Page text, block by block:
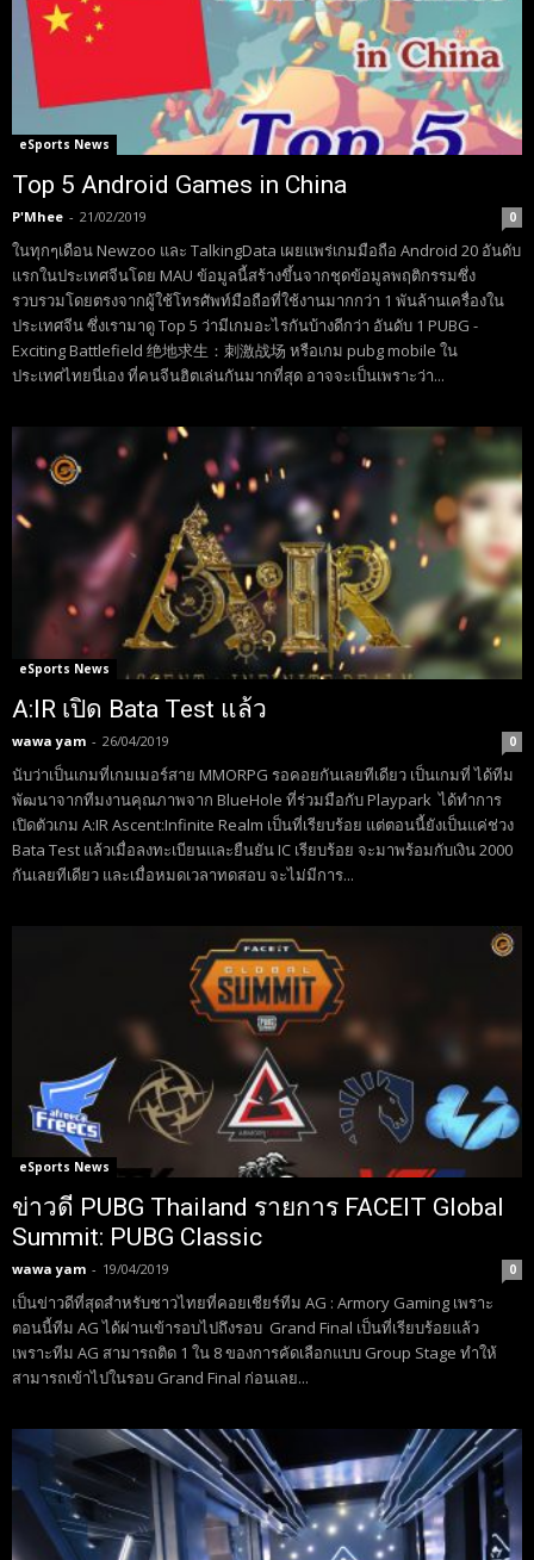
eSports News
Top 5 Android Games in China
P'Mhee - 21/02/2019 0
ในทุกๆเดือน Newzoo และ TalkingData เผยแพร่เกมมือถือ Android 20 อันดับ
แรกในประเทศจีนโดย MAU ข้อมูลนี้สร้างขึ้นจากชุดข้อมูลพฤติกรรมซึ่ง
รวบรวมโดยตรงจากผู้ใช้โทรศัพท์มือถือที่ใช้งานมากกว่า 1 พันล้านเครื่องใน
ประเทศจีน ซึ่งเรามาดู Top 5 ว่ามีเกมอะไรกันบ้างดีกว่า อันดับ 1 PUBG -
Exciting Battlefield 绝地求生：刺激战场 หรือเกม pubg mobile ใน
ประเทศไทยนี่เอง ที่คนจีนฮิตเล่นกันมากที่สุด อาจจะเป็นเพราะว่า...
eSports News
A:IR เปิด Bata Test แล้ว
wawa yam - 26/04/2019 0
นับว่าเป็นเกมที่เกมเมอร์สาย MMORPG รอคอยกันเลยทีเดียว เป็นเกมที่ ได้ทีม
พัฒนาจากทีมงานคุณภาพจาก BlueHole ที่ร่วมมือกับ Playpark ได้ทำการ
เปิดตัวเกม A:IR Ascent:Infinite Realm เป็นที่เรียบร้อย แต่ตอนนี้ยังเป็นแค่ช่วง
Bata Test แล้วเมื่อลงทะเบียนและยืนยัน IC เรียบร้อย จะมาพร้อมกับเงิน 2000
กันเลยทีเดียว และเมื่อหมดเวลาทดสอบ จะไม่มีการ...
eSports News
ข่าวดี PUBG Thailand รายการ FACEIT Global
Summit: PUBG Classic
wawa yam - 19/04/2019 0
เป็นข่าวดีที่สุดสำหรับชาวไทยที่คอยเชียร์ทีม AG : Armory Gaming เพราะ
ตอนนี้ทีม AG ได้ผ่านเข้ารอบไปถึงรอบ Grand Final เป็นที่เรียบร้อยแล้ว
เพราะทีม AG สามารถติด 1 ใน 8 ของการคัดเลือกแบบ Group Stage ทำให้
สามารถเข้าไปในรอบ Grand Final ก่อนเลย...